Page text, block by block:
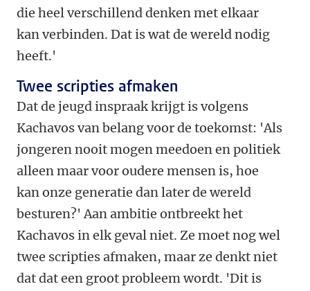
die heel verschillend denken met elkaar
kan verbinden. Dat is wat de wereld nodig
heeft.'
Twee scripties afmaken
Dat de jeugd inspraak krijgt is volgens
Kachavos van belang voor de toekomst: 'Als
jongeren nooit mogen meedoen en politiek
alleen maar voor oudere mensen is, hoe
kan onze generatie dan later de wereld
besturen?' Aan ambitie ontbreekt het
Kachavos in elk geval niet. Ze moet nog wel
twee scripties afmaken, maar ze denkt niet
dat dat een groot probleem wordt. 'Dit is